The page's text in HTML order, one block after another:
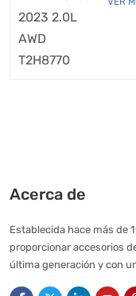
Acerca de
Establecida hace más de
proporcionar accesorios
última generación y con